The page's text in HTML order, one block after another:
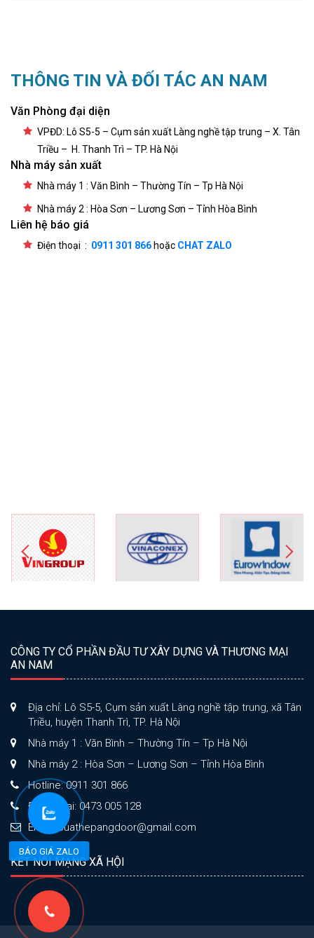
THÔNG TIN VÀ ĐỐI TÁC AN NAM
Văn Phòng đại diện
VPĐD: Lô S5-5 – Cụm sản xuất Làng nghề tập trung – X. Tân
Triều – H. Thanh Trì – TP. Hà Nội
Nhà máy sản xuất
Nhà máy 1 : Văn Bình – Thường Tín – Tp Hà Nội
Nhà máy 2 : Hòa Sơn – Lương Sơn – Tỉnh Hòa Bình
Liên hệ báo giá
Điện thoại : 0911 301 866 hoặc CHAT ZALO
CÔNG TY CỔ PHẦN ĐẦU TƯ XÂY DỰNG VÀ THƯƠNG MẠI
AN NAM
Địa chỉ: Lô S5-5, Cụm sản xuất Làng nghề tập trung, xã Tân
Triều, huyện Thanh Trì, TP. Hà Nội
Nhà máy 1 : Văn Bình – Thường Tín – Tp Hà Nội
Nhà máy 2 : Hòa Sơn – Lương Sơn – Tỉnh Hòa Bình
Hotline: 0911 301 866
Điện thoại: 0473 005 128
Email: cuathepangdoor@gmail.com
KẾT NỐI MẠNG XÃ HỘI
BÁO GIÁ ZALO